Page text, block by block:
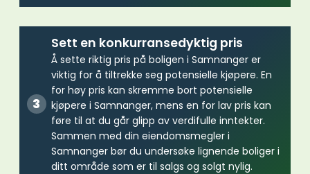
Sett en konkurransedyktig pris
Å sette riktig pris på boligen i Samnanger er
viktig for å tiltrekke seg potensielle kjøpere. En
for høy pris kan skremme bort potensielle
kjøpere i Samnanger, mens en for lav pris kan
føre til at du går glipp av verdifulle inntekter.
Sammen med din eiendomsmegler i
Samnanger bør du undersøke lignende boliger i
ditt område som er til salgs og solgt nylig.